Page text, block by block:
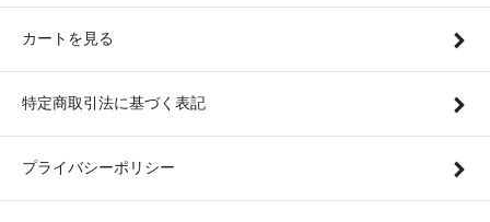
カートを見る
特定商取引法に基づく表記
プライバシーポリシー